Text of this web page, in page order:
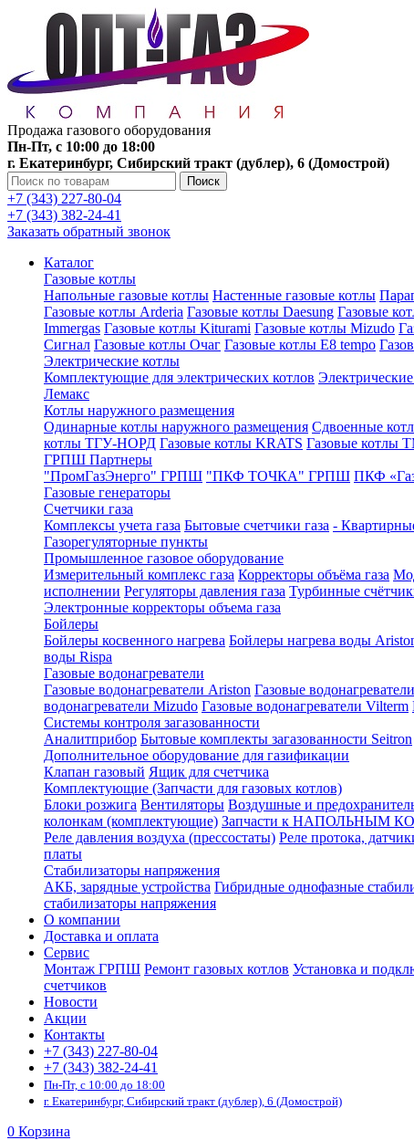
Продажа газового оборудования
Пн-Пт, с 10:00 до 18:00
г. Екатеринбург, Сибирский тракт (дублер), 6 (Домострой)
Поиск
+7 (343) 227-80-04
+7 (343) 382-24-41
Заказать обратный звонок
Каталог
Газовые котлы
Напольные газовые котлы Настенные газовые котлы
Газовые котлы Arderia Газовые котлы Daesung Газовые
Immergas Газовые котлы Kiturami Газовые котлы Mizudo
Сигнал Газовые котлы Очаг Газовые котлы E8 tempo
Электрические котлы
Комплектующие для электрических котлов
Лемакс
Котлы наружного размещения
Одинарные котлы наружного размещения Сдвоенные
котлы ТГУ-НОРД Газовые котлы KRATS Газовые котлы
ГРПШ Партнеры
"ПромГазЭнерго" ГРПШ "ПКФ ТОЧКА" ГРПШ ПКФ
Газовые генераторы
Счетчики газа
Комплексы учета газа Бытовые счетчики газа -
Газорегуляторные пункты
Промышленное газовое оборудование
Измерительный комплекс газа Корректоры объёма газа
исполнении Регуляторы давления газа Турбинные
Электронные корректоры объема газа
Бойлеры
Бойлеры косвенного нагрева Бойлеры нагрева воды
воды Rispa
Газовые водонагреватели
Газовые водонагреватели Ariston Газовые
водонагреватели Mizudo Газовые водонагреватели Vilterm
Системы контроля загазованности
Аналитприбор Бытовые комплекты загазованности Seitron
Дополнительное оборудование для газификации
Клапан газовый Ящик для счетчика
Комплектующие (Запчасти для газовых котлов)
Блоки розжига Вентиляторы Воздушные и
колонкам (комплектующие) Запчасти к НАПОЛЬНЫМ
Реле давления воздуха (прессостаты) Реле протока,
платы
Стабилизаторы напряжения
АКБ, зарядные устройства Гибридные однофазные
стабилизаторы напряжения
О компании
Доставка и оплата
Сервис
Монтаж ГРПШ Ремонт газовых котлов Установка и
счетчиков
Новости
Акции
Контакты
+7 (343) 227-80-04
+7 (343) 382-24-41
Пн-Пт, с 10:00 до 18:00
г. Екатеринбург, Сибирский тракт (дублер), 6 (Домострой)
0 Корзина